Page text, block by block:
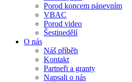
Porod koncem pánevním
VBAC
Porod video
Šestinedělí
O nás
Náš příběh
Kontakt
Partneři a granty
Napsali o nás